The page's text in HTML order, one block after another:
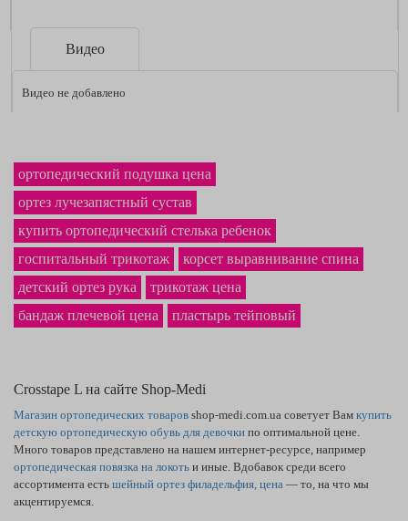
Видео
Видео не добавлено
ортопедический подушка цена
ортез лучезапястный сустав
купить ортопедический стелька ребенок
госпитальный трикотаж
корсет выравнивание спина
детский ортез рука
трикотаж цена
бандаж плечевой цена
пластырь тейповый
Crosstape L на сайте Shop-Medi
Магазин ортопедических товаров shop-medi.com.ua советует Вам купить
детскую ортопедическую обувь для девочки по оптимальной цене.
Много товаров представлено на нашем интернет-ресурсе, например
ортопедическая повязка на локоть и иные. Вдобавок среди всего
ассортимента есть шейный ортез филадельфия, цена — то, на что мы
акцентируемся.